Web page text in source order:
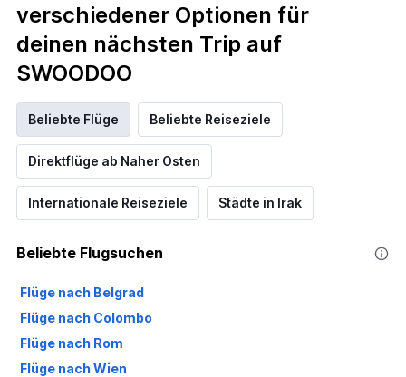
verschiedener Optionen für
deinen nächsten Trip auf
SWOODOO
Beliebte Flüge Beliebte Reiseziele
Direktflüge ab Naher Osten
Internationale Reiseziele Städte in Irak
Beliebte Flugsuchen
Flüge nach Belgrad
Flüge nach Colombo
Flüge nach Rom
Flüge nach Wien